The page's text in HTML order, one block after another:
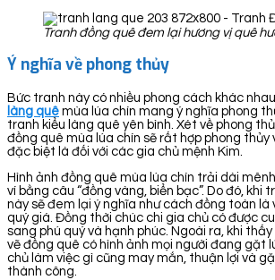
Tranh đồng quê đem lại hương vị quê
Ý nghĩa về phong thủy
Bức tranh này có nhiều phong cách khác
làng quê mùa lúa chín mang ý nghĩa phong
tranh kiểu làng quê yên bình. Xét về phong
đồng quê mùa lúa chín sẽ rất hợp phong thủy
đặc biệt là đối với các gia chủ mệnh Kim.
Hình ảnh đồng quê mùa lúa chín trải dài
ví bằng câu “đồng vàng, biển bạc”. Do đó, khi
này sẽ đem lại ý nghĩa như cách đồng toàn là
quý giá. Đồng thời chúc chi gia chủ có được
sang phú quý và hạnh phúc. Ngoài ra, khi
vẽ đồng quê có hình ảnh mọi người đang gặt
chủ làm việc gì cũng may mắn, thuận lợi và
thành công.